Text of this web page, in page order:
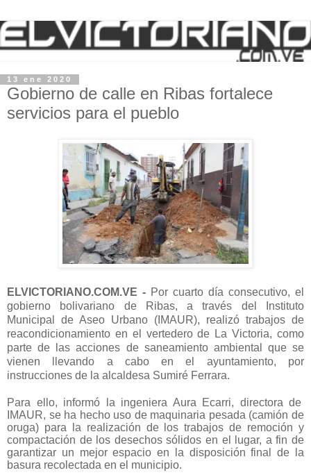
13 ene 2020
Gobierno de calle en Ribas fortalece
servicios para el pueblo
ELVICTORIANO.COM.VE - Por cuarto día consecutivo, el
gobierno bolivariano de Ribas, a través del Instituto
Municipal de Aseo Urbano (IMAUR), realizó trabajos de
reacondicionamiento en el vertedero de La Victoria, como
parte de las acciones de saneamiento ambiental que se
vienen llevando a cabo en el ayuntamiento, por
instrucciones de la alcaldesa Sumiré Ferrara.
Para ello, informó la ingeniera Aura Ecarri, directora de
IMAUR, se ha hecho uso de maquinaria pesada (camión de
oruga) para la realización de los trabajos de remoción y
compactación de los desechos sólidos en el lugar, a fin de
garantizar un mejor espacio en la disposición final de la
basura recolectada en el municipio.